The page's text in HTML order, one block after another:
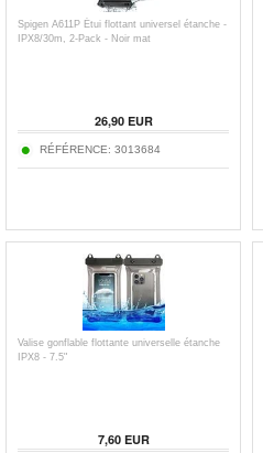
Spigen A611P Étui flottant universel étanche -
IPX8/30m, 2-Pack - Noir mat
26,90EUR
RÉFÉRENCE: 3013684
Valise gonflable flottante universelle étanche
IPX8 - 7.5"
7,60EUR